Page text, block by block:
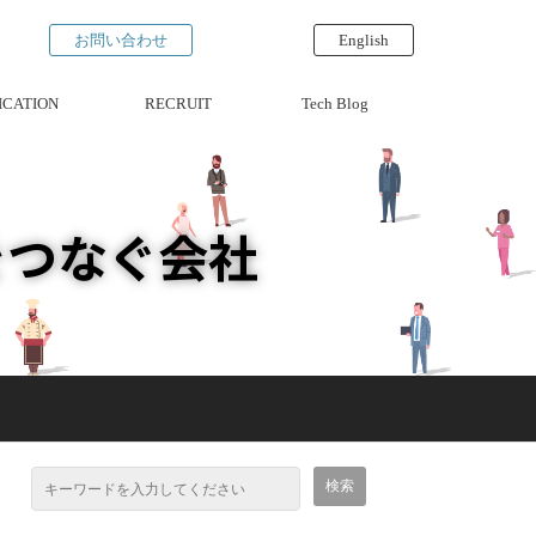
お問い合わせ English
RECRUIT Tech Blog
なぐ会社